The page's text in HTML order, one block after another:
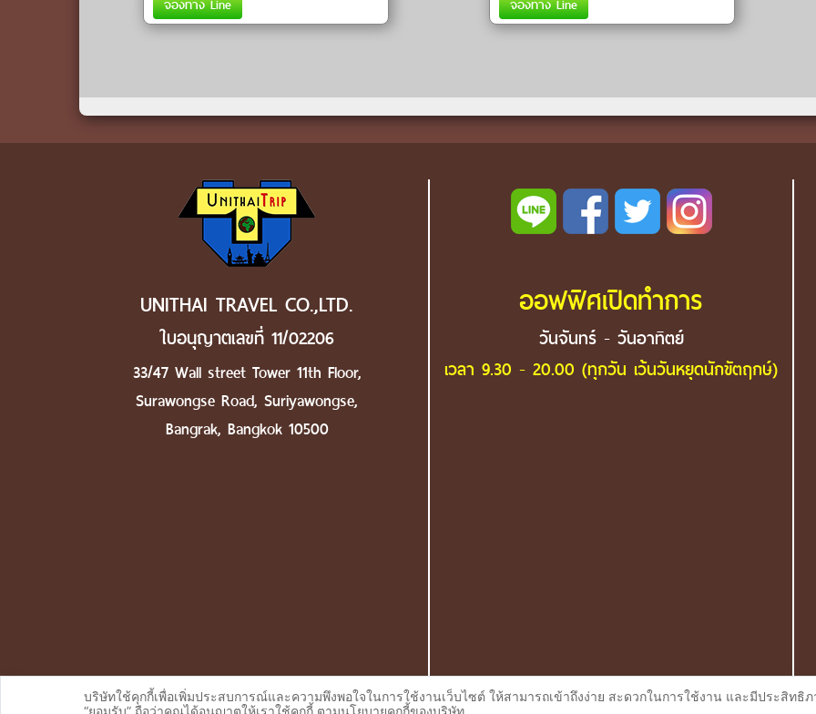
จองทาง Line
จองทาง Line
UNITHAI TRAVEL CO.,LTD.
ใบอนุญาตเลขที่ 11/02206
33/47 Wall street Tower 11th Floor,
Surawongse Road, Suriyawongse,
Bangrak, Bangkok 10500
ออฟฟิศเปิดทำการ
วันจันทร์ - วันอาทิตย์
เวลา 9.30 - 20.00 (ทุกวัน เว้นวันหยุดนักขัตฤกษ์)
บริษัทใช้คุกกี้เพื่อเพิ่มประสบการณ์และความพึงพอใจในการใช้งานเว็บไซต์ ให้สามารถเข้าถึงง่าย สะดวกในการใช้งาน และมีประสิทธิ
“ยอมรับ” ถือว่าคุณได้อนุญาตให้เราใช้คุกกี้ ตามนโยบายคุกกี้ของบริษัท